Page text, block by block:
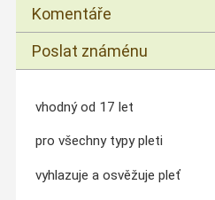
Komentáře
Poslat známénu
vhodný od 17 let
pro všechny typy pleti
vyhlazuje a osvěžuje pleť